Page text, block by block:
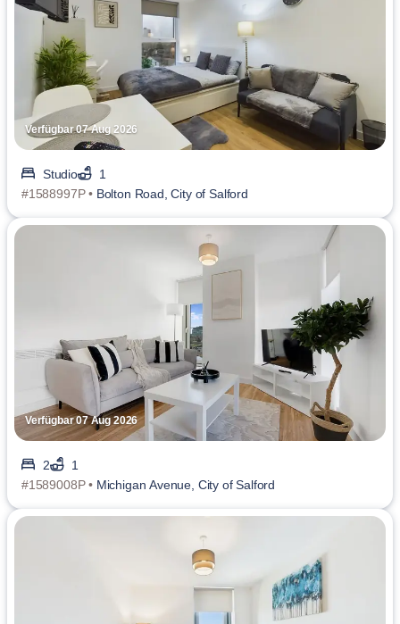
Verfügbar 07 Aug 2026
Studio
1
#1588997P • Bolton Road, City of Salford
Verfügbar 07 Aug 2026
2
1
#1589008P • Michigan Avenue, City of Salford